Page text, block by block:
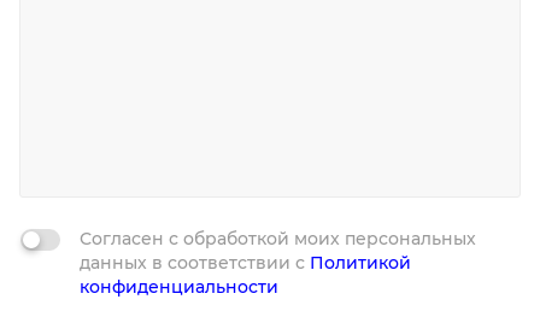
Согласен с обработкой моих персональных
данных в соответствии с Политикой
конфиденциальности